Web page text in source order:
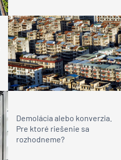
Demolácia alebo konverzia.
Pre ktoré riešenie sa
rozhodneme?